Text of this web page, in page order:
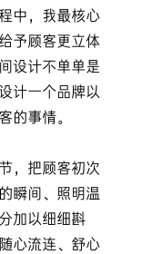
中，我最核心
予顾客更立体
设计不单单是
计一个品牌以
的事情。
，把顾客初次
瞬间、照明温
加以细细斟
心流连、舒心